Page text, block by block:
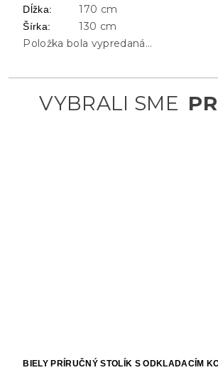
BIELY PRÍRUČNÝ STOLÍK S ODKLADACÍM
Dĺžka: 170 cm
Šírka:
130 cm
Položka bola vypredaná…